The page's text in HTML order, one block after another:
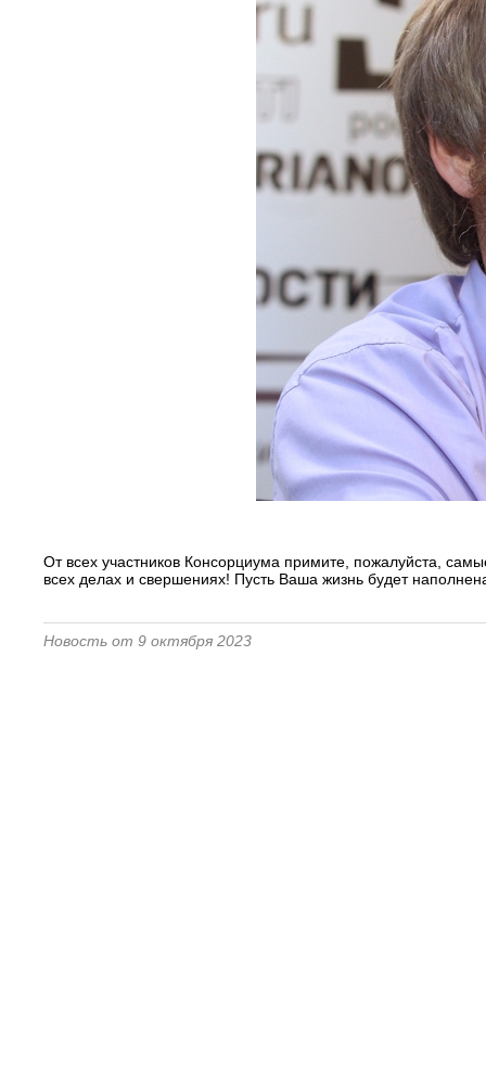
От всех участников Консорциума примите, пожалуйста,
всех делах и свершениях! Пусть Ваша жизнь будет
Новость от 9 октября 2023